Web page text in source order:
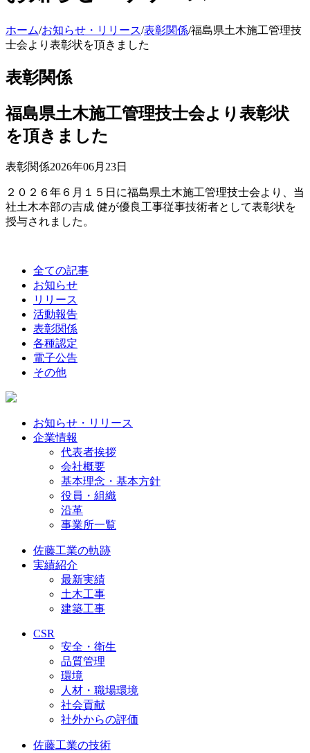
ホーム/お知らせ・リリース/表彰関係/福島県土木施工管理技
士会より表彰状を頂きました
表彰関係
福島県土木施工管理技士会より表彰状
を頂きました
表彰関係2026年06月23日
２０２６年６月１５日に福島県土木施工管理技士会より、当
社土木本部の吉成 健が優良工事従事技術者として表彰状を
授与されました。
全ての記事
お知らせ
リリース
活動報告
表彰関係
各種認定
電子公告
その他
お知らせ・リリース
企業情報
代表者挨拶
会社概要
基本理念・基本方針
役員・組織
沿革
事業所一覧
佐藤工業の軌跡
実績紹介
最新実績
土木工事
建築工事
CSR
安全・衛生
品質管理
環境
人材・職場環境
社会貢献
社外からの評価
佐藤工業の技術